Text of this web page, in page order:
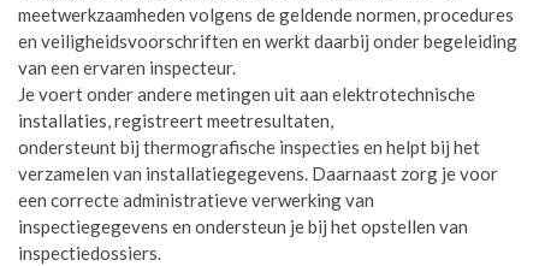
meetwerkzaamheden volgens de geldende normen, procedures
en veiligheidsvoorschriften en werkt daarbij onder begeleiding
van een ervaren inspecteur.
Je voert onder andere metingen uit aan elektrotechnische
installaties, registreert meetresultaten,
ondersteunt bij thermografische inspecties en helpt bij het
verzamelen van installatiegegevens. Daarnaast zorg je voor
een correcte administratieve verwerking van
inspectiegegevens en ondersteun je bij het opstellen van
inspectiedossiers.